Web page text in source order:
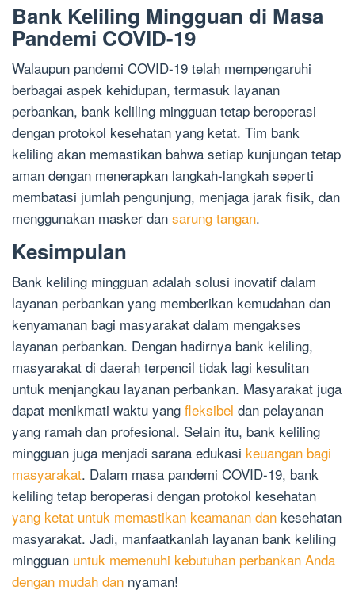
Bank Keliling Mingguan di Masa
Pandemi COVID-19
Walaupun pandemi COVID-19 telah mempengaruhi
berbagai aspek kehidupan, termasuk layanan
perbankan, bank keliling mingguan tetap beroperasi
dengan protokol kesehatan yang ketat. Tim bank
keliling akan memastikan bahwa setiap kunjungan tetap
aman dengan menerapkan langkah-langkah seperti
membatasi jumlah pengunjung, menjaga jarak fisik, dan
menggunakan masker dan sarung tangan.
Kesimpulan
Bank keliling mingguan adalah solusi inovatif dalam
layanan perbankan yang memberikan kemudahan dan
kenyamanan bagi masyarakat dalam mengakses
layanan perbankan. Dengan hadirnya bank keliling,
masyarakat di daerah terpencil tidak lagi kesulitan
untuk menjangkau layanan perbankan. Masyarakat juga
dapat menikmati waktu yang fleksibel dan pelayanan
yang ramah dan profesional. Selain itu, bank keliling
mingguan juga menjadi sarana edukasi keuangan bagi
masyarakat. Dalam masa pandemi COVID-19, bank
keliling tetap beroperasi dengan protokol kesehatan
yang ketat untuk memastikan keamanan dan kesehatan
masyarakat. Jadi, manfaatkanlah layanan bank keliling
mingguan untuk memenuhi kebutuhan perbankan Anda
dengan mudah dan nyaman!